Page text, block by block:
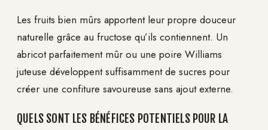
Les fruits bien mûrs apportent leur propre douceur
naturelle grâce au fructose qu’ils contiennent. Un
abricot parfaitement mûr ou une poire Williams
juteuse développent suffisamment de sucres pour
créer une confiture savoureuse sans ajout externe.
QUELS SONT LES BÉNÉFICES POTENTIELS POUR LA